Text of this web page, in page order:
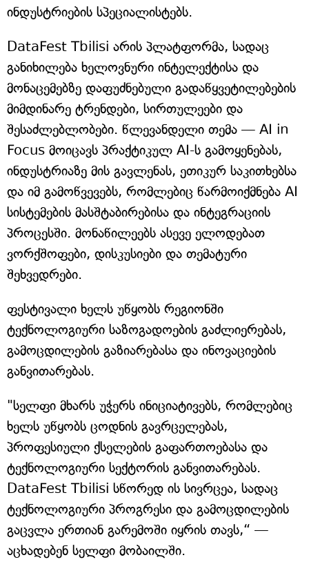
ინდუსტრიების სპეციალისტებს.
DataFest Tbilisi არის პლატფორმა, სადაც
განიხილება ხელოვნური ინტელექტისა და
მონაცემებზე დაფუძნებული გადაწყვეტილებების
მიმდინარე ტრენდები, სირთულეები და
შესაძლებლობები. წლევანდელი თემა — AI in
Focus მოიცავს პრაქტიკულ AI-ს გამოყენებას,
ინდუსტრიაზე მის გავლენას, ეთიკურ საკითხებსა
და იმ გამოწვევებს, რომლებიც წარმოიქმნება AI
სისტემების მასშტაბირებისა და ინტეგრაციის
პროცესში. მონაწილეებს ასევე ელოდებათ
ვორქშოფები, დისკუსიები და თემატური
შეხვედრები.
ფესტივალი ხელს უწყობს რეგიონში
ტექნოლოგიური საზოგადოების გაძლიერებას,
გამოცდილების გაზიარებასა და ინოვაციების
განვითარებას.
"სელფი მხარს უჭერს ინიციატივებს, რომლებიც
ხელს უწყობს ცოდნის გავრცელებას,
პროფესიული ქსელების გაფართოებასა და
ტექნოლოგიური სექტორის განვითარებას.
DataFest Tbilisi სწორედ ის სივრცეა, სადაც
ტექნოლოგიური პროგრესი და გამოცდილების
გაცვლა ერთიან გარემოში იყრის თავს,“ —
აცხადებენ სელფი მობაილში.